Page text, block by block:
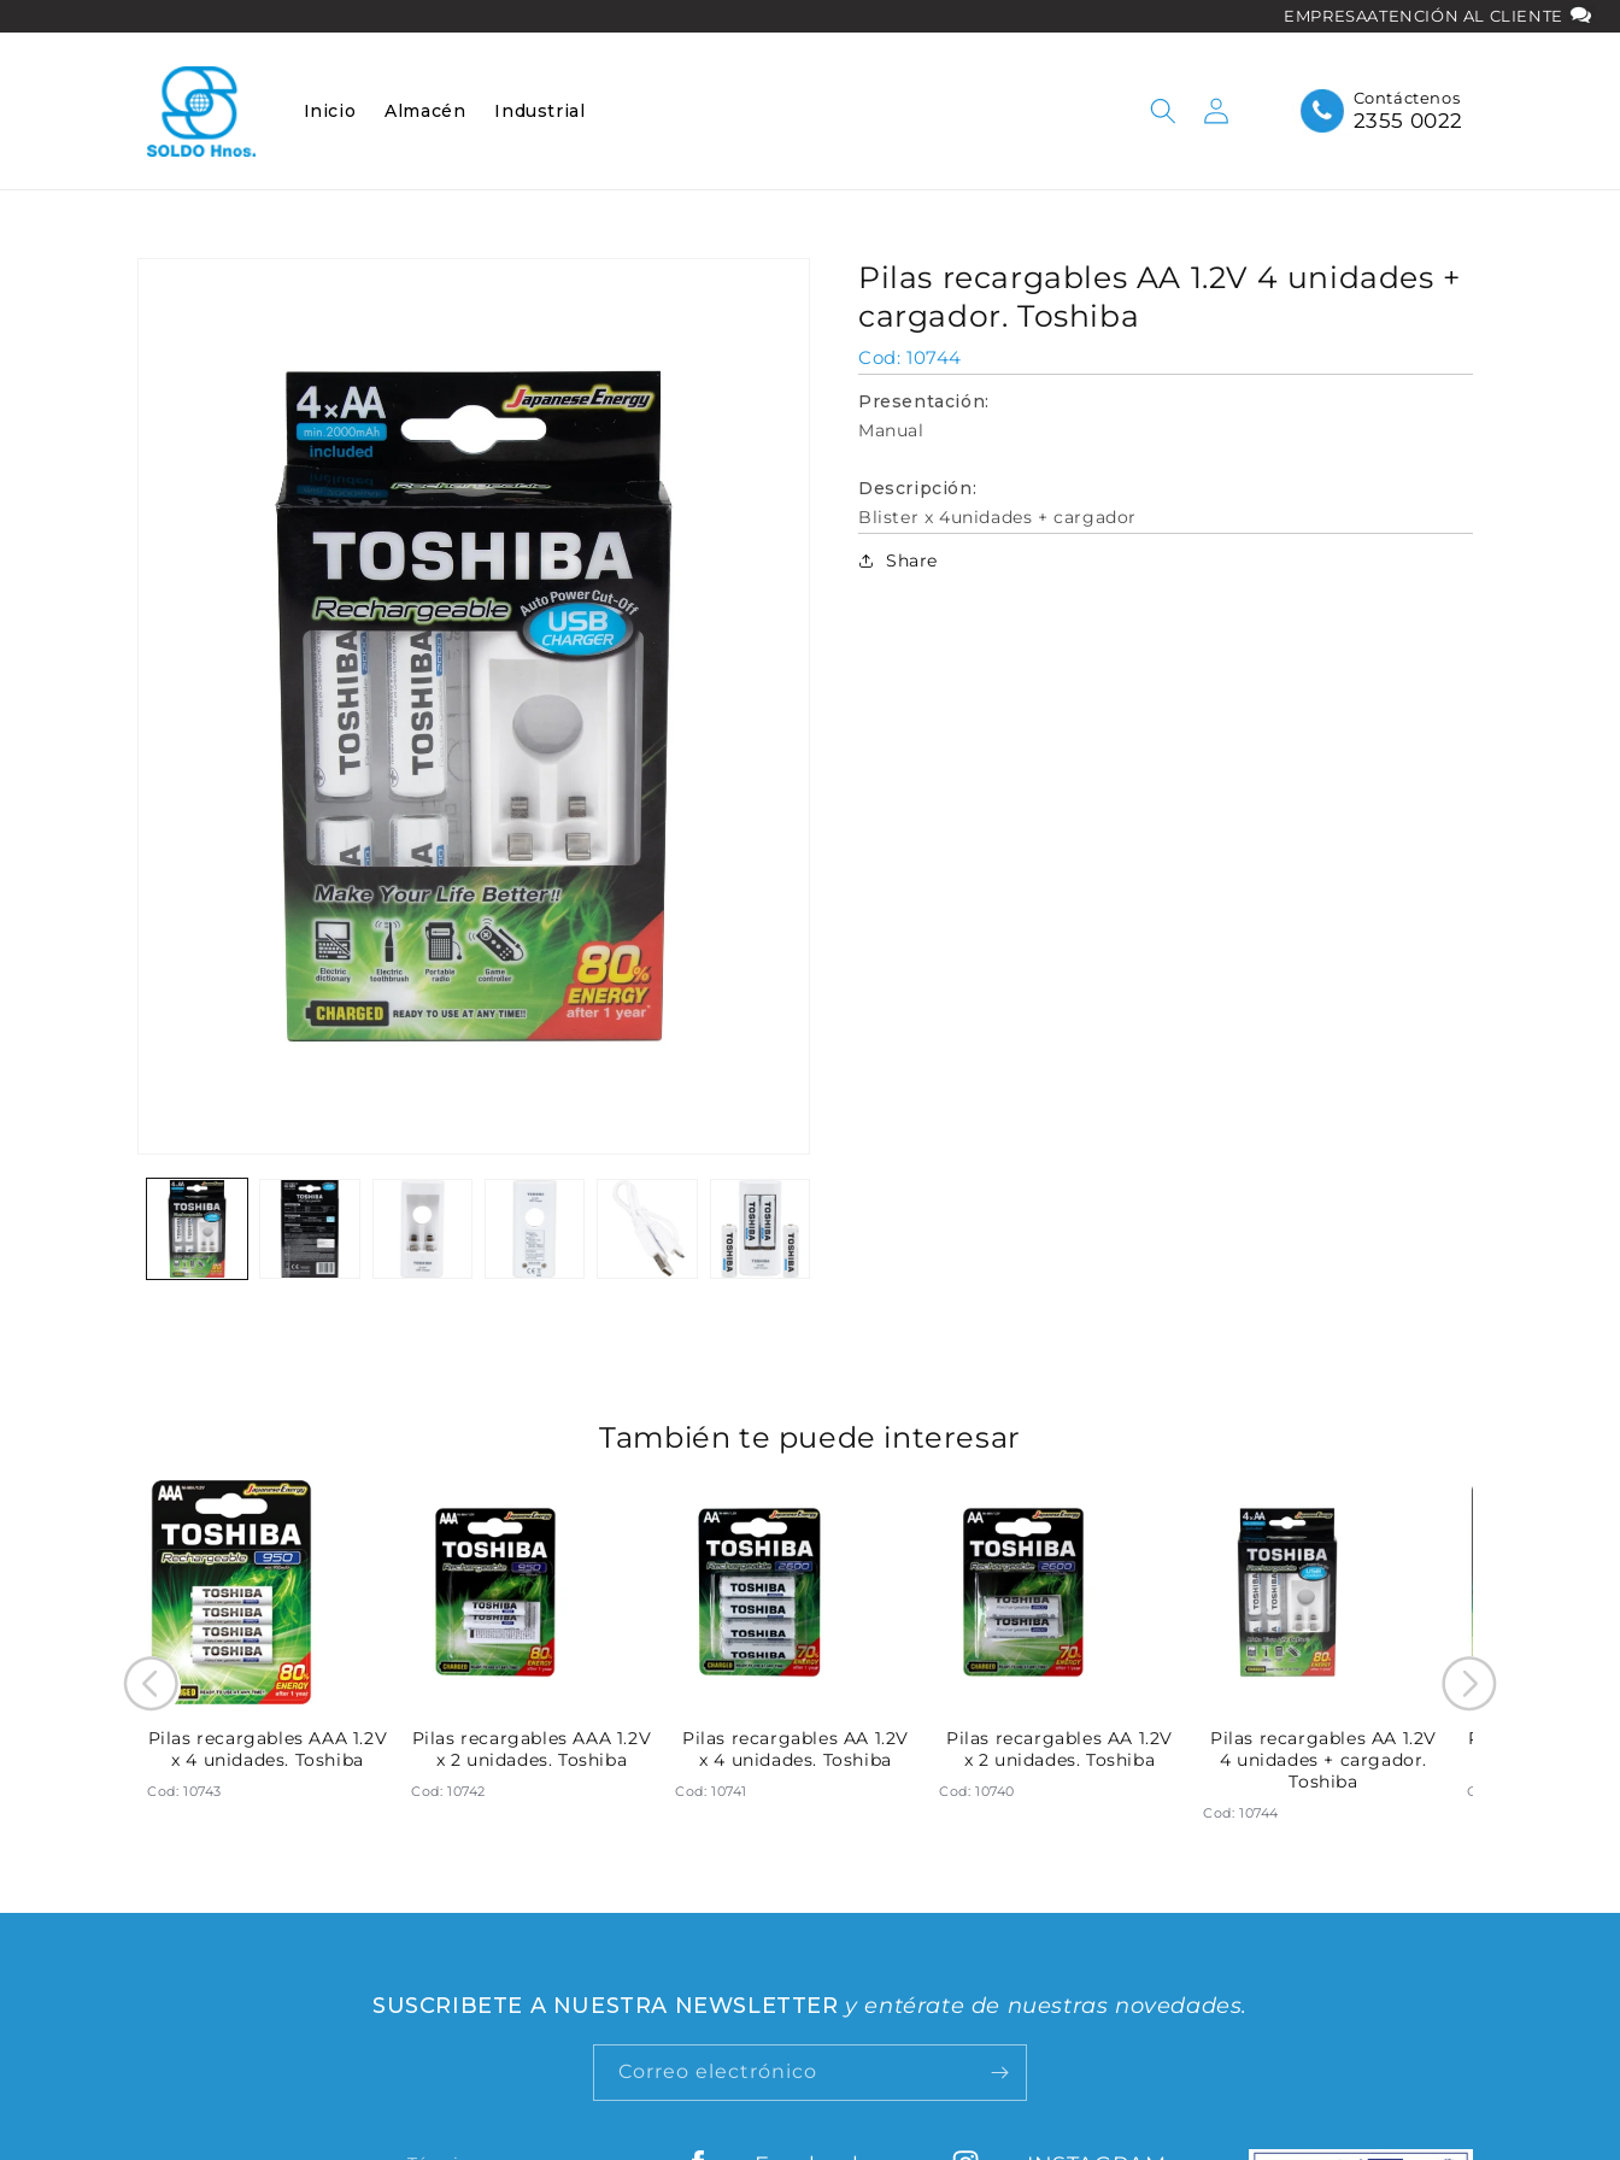
EMPRESAATENCIÓN AL CLIENTE
Inicio Almacén Industrial
Iniciar
sesión
Contáctenos
2355 0022
Pilas recargables AA 1.2V 4 unidades +
cargador. Toshiba
SKU:
10744
Presentación:
Manual
Descripción:
Blister x 4unidades + cargador
Share
También te puede interesar
Pilas recargables AAA 1.2V
x 4 unidades. Toshiba
Cod: 10743
Pilas recargables AAA 1.2V
x 2 unidades. Toshiba
Cod: 10742
Pilas recargables AA 1.2V
x 4 unidades. Toshiba
Cod: 10741
Pilas recargables AA 1.2V
x 2 unidades. Toshiba
Cod: 10740
Pilas recargables AA 1.2V
4 unidades + cargador.
Toshiba
Cod: 10744
Pilas
Cod: 10743
SUSCRIBETE A NUESTRA NEWSLETTER y entérate de nuestras novedades.
Correo electrónico